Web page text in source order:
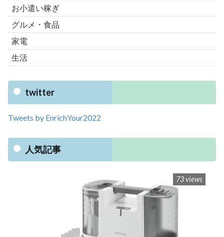
お小遣い稼ぎ
グルメ・食品
家電
生活
twitter
Tweets by EnrichYour2022
人気記事
73 views